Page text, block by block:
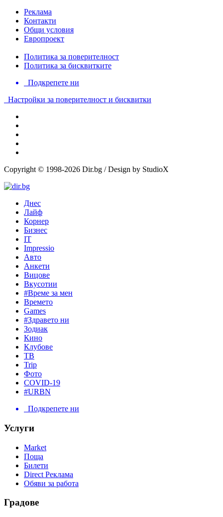
Реклама
Контакти
Общи условия
Европроект
Политика за поверителност
Политика за бисквитките
Подкрепете ни
Настройки за поверителност и бисквитки
Copyright © 1998-2026 Dir.bg / Design by StudioX
Днес
Лайф
Корнер
Бизнес
IT
Impressio
Авто
Анкети
Вицове
Вкусотии
#Време за мен
Времето
Games
#Здравето ни
Зодиак
Кино
Клубове
ТВ
Trip
Фото
COVID-19
#URBN
Подкрепете ни
Услуги
Market
Поща
Билети
Direct Реклама
Обяви за работа
Градове